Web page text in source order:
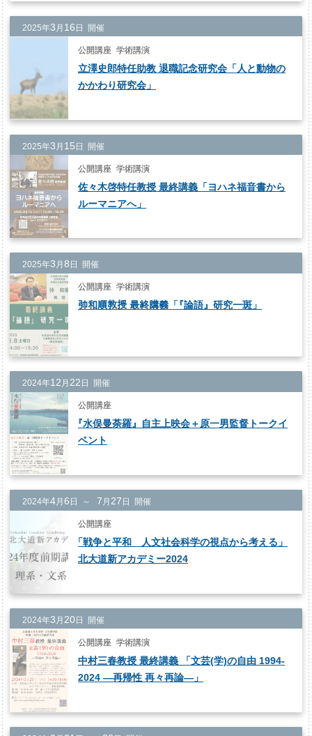
2025年3 月 16 日 開催
公開講座 学術講演
立澤史郎特任助教 退職記念研究会「人と動物の
かかわり研究会」
2025年3 月 15 日 開催
公開講座 学術講演
佐々木啓特任教授 最終講義「ヨハネ福音書から
ルーマニアへ」
2025年3 月 8 日 開催
公開講座 学術講演
𢎭和順教授 最終講義 「『論語』研究一斑」
2024年12 月 22 日 開催
公開講座
『水俣曼荼羅』自主上映会＋原一男監督トークイ
ベント
2024年4月 6 日 ～ 7 月 27 日 開催
公開講座
「戦争と平和 人文社会科学の視点から考える」
北大道新アカデミー2024
2024年3 月 20日 開催
公開講座 学術講演
中村三春教授 最終講義 「文芸(学)の自由 1994-
2024 ―再帰性 再々再論―」